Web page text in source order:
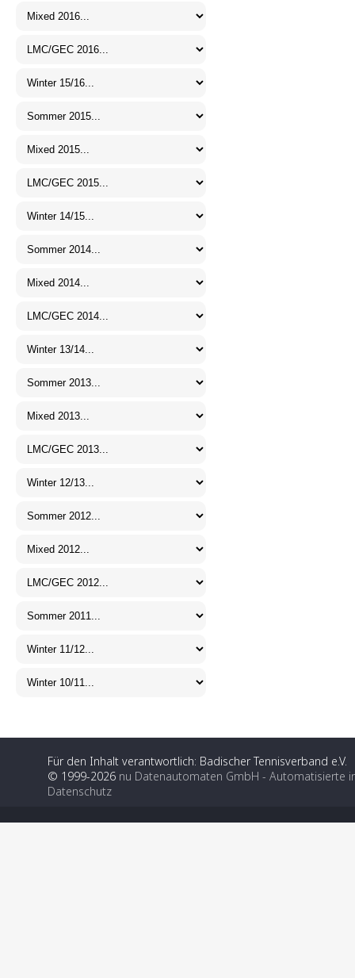
Für den Inhalt verantwortlich: Badischer Tennisverband e.V.
© 1999-2026 nu Datenautomaten GmbH - Automatisierte
Datenschutz